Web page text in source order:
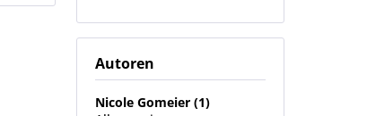
Autoren
Nicole Gomeier (1)